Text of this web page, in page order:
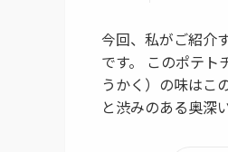
今回、私がご紹介
です。 このポテト
うかく）の味はこ
と渋みのある奥深